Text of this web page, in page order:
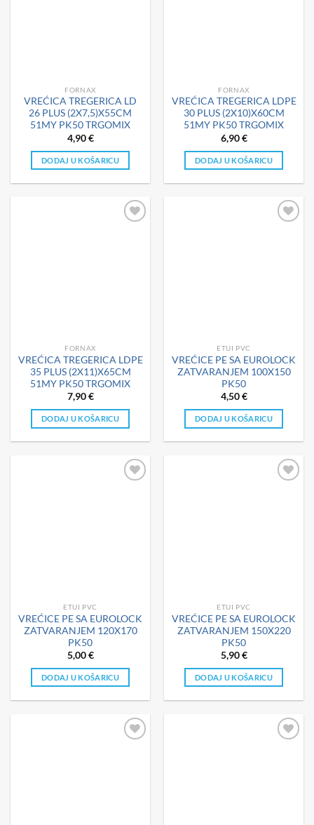
FORNAX
VREĆICA TREGERICA LD
26 PLUS (2X7,5)X55CM
51MY PK50 TRGOMIX
4,90€
DODAJ U KOŠARICU
FORNAX
VREĆICA TREGERICA LDPE
30 PLUS (2X10)X60CM
51MY PK50 TRGOMIX
6,90€
DODAJ U KOŠARICU
FORNAX
VREĆICA TREGERICA LDPE
35 PLUS (2X11)X65CM
51MY PK50 TRGOMIX
7,90€
DODAJ U KOŠARICU
ETUI PVC
VREĆICE PE SA EUROLOCK
ZATVARANJEM 100X150
PK50
4,50€
DODAJ U KOŠARICU
ETUI PVC
VREĆICE PE SA EUROLOCK
ZATVARANJEM 120X170
PK50
5,00€
DODAJ U KOŠARICU
ETUI PVC
VREĆICE PE SA EUROLOCK
ZATVARANJEM 150X220
PK50
5,90€
DODAJ U KOŠARICU